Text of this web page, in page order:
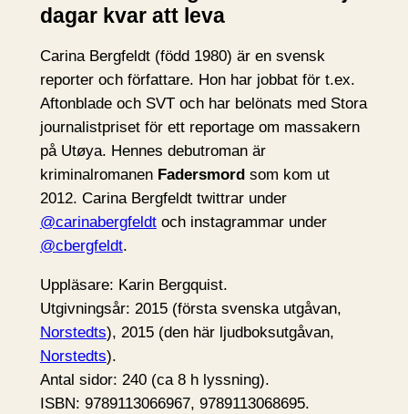
dagar kvar att leva
Carina Bergfeldt (född 1980) är en svensk
reporter och författare. Hon har jobbat för t.ex.
Aftonblade och SVT och har belönats med Stora
journalistpriset för ett reportage om massakern
på Utøya. Hennes debutroman är
kriminalromanen Fadersmord som kom ut
2012. Carina Bergfeldt twittrar under
@carinabergfeldtoch instagrammar under
@cbergfeldt.
Uppläsare: Karin Bergquist.
Utgivningsår: 2015 (första svenska utgåvan,
Norstedts), 2015 (den här ljudboksutgåvan,
Norstedts).
Antal sidor: 240 (ca 8 h lyssning).
ISBN: 9789113066967, 9789113068695.